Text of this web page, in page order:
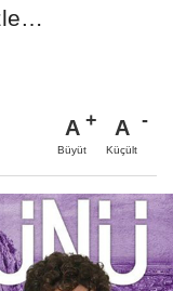
A
Büyüt
A
Küçült